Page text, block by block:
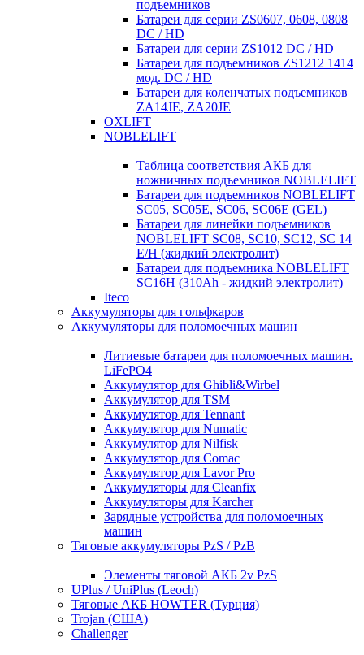
подъемников
Батареи для серии ZS0607, 0608, 0808
DC / HD
Батареи для серии ZS1012 DC / HD
Батареи для подъемников ZS1212 1414
мод. DC / HD
Батареи для коленчатых подъемников
ZA14JE, ZA20JE
OXLIFT
NOBLELIFT
Таблица соответствия АКБ для
ножничных подъемников NOBLELIFT
Батареи для подъемников NOBLELIFT
SC05, SC05E, SC06, SC06E (GEL)
Батареи для линейки подъемников
NOBLELIFT SC08, SC10, SC12, SC 14
E/H (жидкий электролит)
Батареи для подъемника NOBLELIFT
SC16H (310Ah - жидкий электролит)
Iteco
Аккумуляторы для гольфкаров
Аккумуляторы для поломоечных машин
Литиевые батареи для поломоечных машин.
LiFePO4
Аккумулятор для Ghibli&Wirbel
Аккумулятор для TSM
Аккумулятор для Tennant
Аккумулятор для Numatic
Аккумулятор для Nilfisk
Аккумулятор для Comac
Аккумулятор для Lavor Pro
Аккумуляторы для Cleanfix
Аккумуляторы для Karcher
Зарядные устройства для поломоечных
машин
Тяговые аккумуляторы PzS / PzB
Элементы тяговой АКБ 2v PzS
UPlus / UniPlus (Leoch)
Тяговые АКБ HOWTER (Турция)
Trojan (США)
Challenger